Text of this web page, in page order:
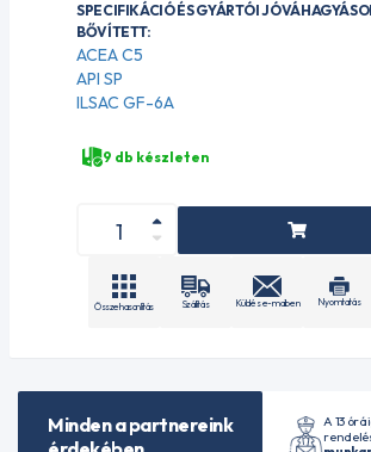
SPECIFIKÁCIÓ ÉS GYÁRTÓI
BŐVÍTETT:
ACEA C5
API SP
ILSAC GF-6A
9 db készleten
Összehasonlítás Szállítás Küldés e-mailben Nyomtatás
Minden a partnereink
A 13